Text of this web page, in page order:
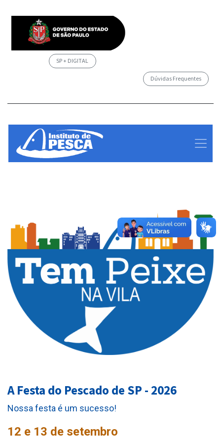
SP + DIGITAL
Dúvidas Frequentes
A Festa do Pescado de SP - 2026
Nossa festa é um sucesso!
12 e 13 de setembro